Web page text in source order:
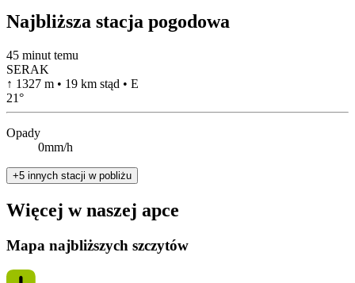
Najbliższa stacja pogodowa
45 minut temu
SERAK
↑ 1327 m • 19 km stąd • E
21°
Opady
0mm/h
+5 innych stacji w pobliżu
Więcej w naszej apce
Mapa najbliższych szczytów